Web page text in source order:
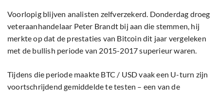
Voorlopig blijven analisten zelfverzekerd. Donderdag droeg
veteraanhandelaar Peter Brandt bij aan die stemmen, hij
merkte op dat de prestaties van Bitcoin dit jaar vergeleken
met de bullish periode van 2015-2017 superieur waren.
Tijdens die periode maakte BTC / USD vaak een U-turn zijn
voortschrijdend gemiddelde te testen – een van de